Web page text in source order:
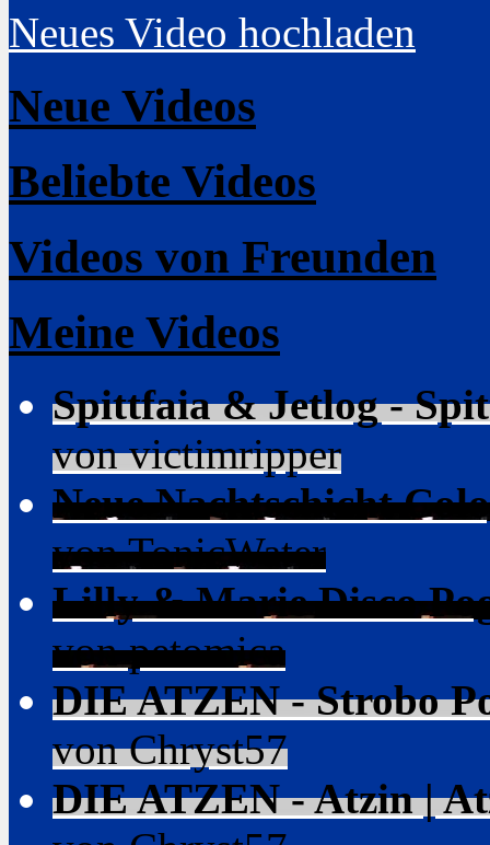
Neues Video hochladen
Neue Videos
Beliebte Videos
Videos von Freunden
Meine Videos
Spittfaia & Jetlog -
von victimripper
Neue Nachtschicht
von TonicWater
Lilly & Marie Disco
von petomica
DIE ATZEN - Strobo
von Chryst57
DIE ATZEN - Atzin |